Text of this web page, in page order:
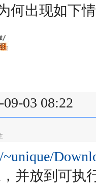
何出现如下
03 08:22
，并放到可执